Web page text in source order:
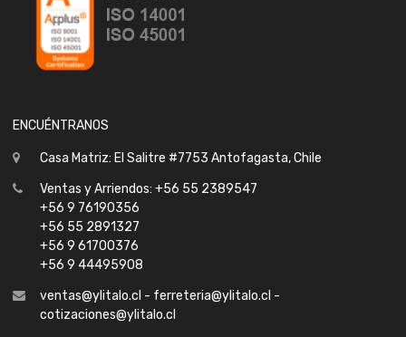
ENCUÉNTRANOS
Casa Matriz: El Salitre #7753 Antofagasta, Chile
Ventas y Arriendos: +56 55 2389547
+56 9 76190356
+56 55 2891327
+56 9 61700376
+56 9 44495908
ventas@ylitalo.cl - ferreteria@ylitalo.cl -
cotizaciones@ylitalo.cl